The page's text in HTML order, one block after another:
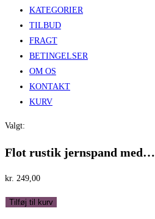
KATEGORIER
TILBUD
FRAGT
BETINGELSER
OM OS
KONTAKT
KURV
Valgt:
Flot rustik jernspand med…
kr. 249,00
Flot
Tilføj til kurv